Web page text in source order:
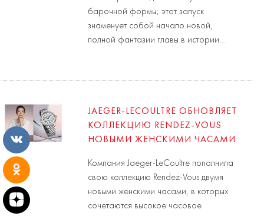
барочной формы; этот запуск
знаменует собой начало новой,
полной фантазии главы в истории…
JAEGER-LECOULTRE ОБНОВЛЯЕТ
КОЛЛЕКЦИЮ RENDEZ-VOUS
НОВЫМИ ЖЕНСКИМИ ЧАСАМИ
Компания Jaeger-LeCoultre пополнила
свою коллекцию Rendez-Vous двумя
новыми женскими часами, в которых
сочетаются высокое часовое